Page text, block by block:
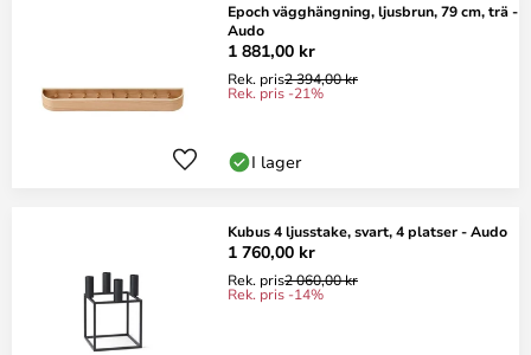
Epoch vägghängning, ljusbrun, 79 cm, trä -
Audo
1 881,00 kr
Rek. pris2 394,00 kr
Rek. pris -21%
I lager
Kubus 4 ljusstake, svart, 4 platser - Audo
1 760,00 kr
Rek. pris2 060,00 kr
Rek. pris -14%